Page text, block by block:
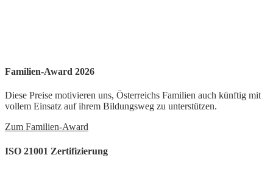
Familien-Award 2026
Diese Preise motivieren uns, Österreichs Familien auch künftig mit
vollem Einsatz auf ihrem Bildungsweg zu unterstützen.
Zum Familien-Award
ISO 21001 Zertifizierung